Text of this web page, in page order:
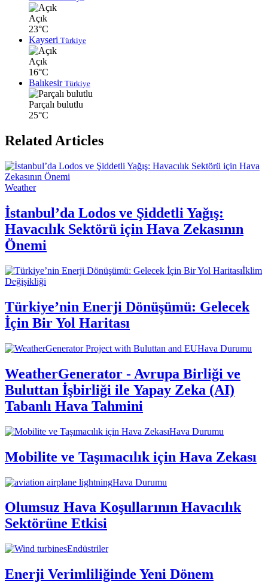
Açık
23°C
Kayseri Türkiye
Açık
16°C
Balıkesir Türkiye
Parçalı bulutlu
25°C
Related Articles
Weather
İstanbul’da Lodos ve Şiddetli Yağış:
Havacılık Sektörü için Hava Zekasının
Önemi
İklim
Değişikliği
Türkiye’nin Enerji Dönüşümü: Gelecek
İçin Bir Yol Haritası
Hava Durumu
WeatherGenerator - Avrupa Birliği ve
Buluttan İşbirliği ile Yapay Zeka (AI)
Tabanlı Hava Tahmini
Hava Durumu
Mobilite ve Taşımacılık için Hava Zekası
Hava Durumu
Olumsuz Hava Koşullarının Havacılık
Sektörüne Etkisi
Endüstriler
Enerji Verimliliğinde Yeni Dönem